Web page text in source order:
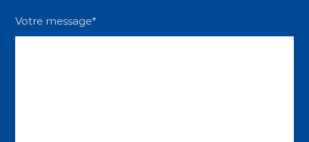
Votre message*